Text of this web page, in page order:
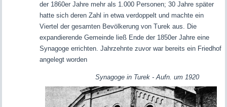
der 1860er Jahre mehr als 1.000 Personen; 30 Jahre später
hatte sich deren Zahl in etwa verdoppelt und machte ein
Viertel der gesamten Bevölkerung von Turek aus. Die
expandierende Gemeinde ließ Ende der 1850er Jahre eine
Synagoge errichten. Jahrzehnte zuvor war bereits ein Friedhof
angelegt worden
Synagoge in Turek - Aufn. um 1920